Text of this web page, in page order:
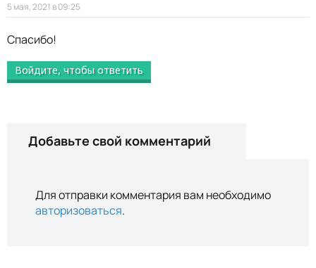
5 мая, 2021 в 09:25
Спасибо!
Войдите, чтобы ответить
Добавьте свой комментарий
Для отправки комментария вам необходимо
авторизоваться.